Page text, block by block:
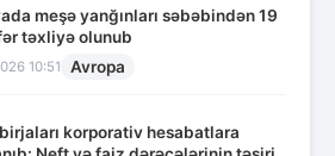
meşə yanğınları səbəbindən 19
təxliyə olunub
10:51 Avropa
korporativ hesabatlara